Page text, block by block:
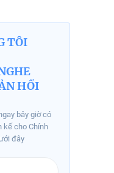
TÔI
HỒI
bây giờ có
kế cho Chính
đây